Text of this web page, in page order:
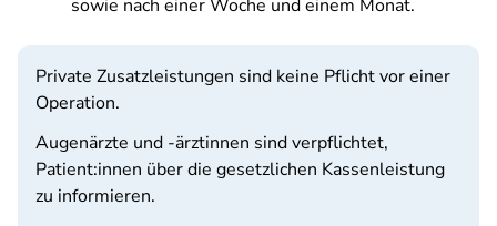
sowie nach einer Woche und einem Monat.
Private Zusatzleistungen sind keine Pflicht vor einer
Operation.
Augenärzte und -ärztinnen sind verpflichtet,
Patient:innen über die gesetzlichen Kassenleistung
zu informieren.